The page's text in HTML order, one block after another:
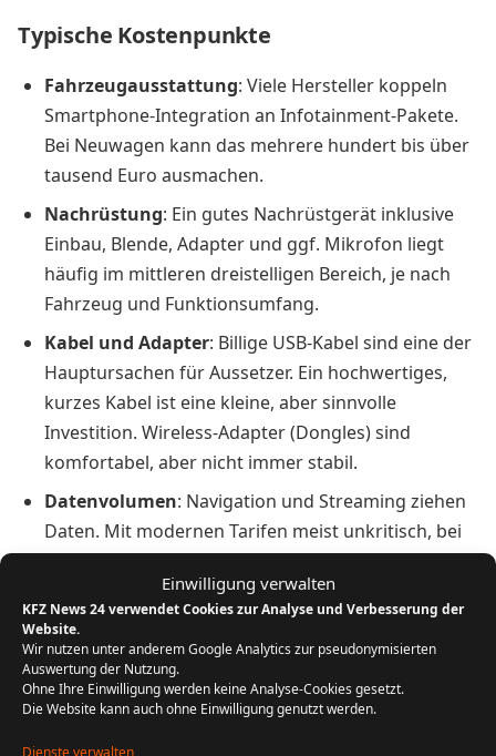
Einwilligung verwalten
KFZ News 24 verwendet Cookies zur Analyse und Verbesserung der
Website.
Wir nutzen unter anderem Google Analytics zur pseudonymisierten
Auswertung der Nutzung.
Ohne Ihre Einwilligung werden keine Analyse-Cookies gesetzt.
Die Website kann auch ohne Einwilligung genutzt werden.
Dienste verwalten
Typische Kostenpunkte
Fahrzeugausstattung: Viele Hersteller koppeln
Smartphone-Integration an Infotainment-Pakete.
Bei Neuwagen kann das mehrere hundert bis über
tausend Euro ausmachen.
Nachrüstung: Ein gutes Nachrüstgerät inklusive
Einbau, Blende, Adapter und ggf. Mikrofon liegt
häufig im mittleren dreistelligen Bereich, je nach
Fahrzeug und Funktionsumfang.
Kabel und Adapter: Billige USB-Kabel sind eine der
Hauptursachen für Aussetzer. Ein hochwertiges,
kurzes Kabel ist eine kleine, aber sinnvolle
Investition. Wireless-Adapter (Dongles) sind
komfortabel, aber nicht immer stabil.
Datenvolumen: Navigation und Streaming ziehen
Daten. Mit modernen Tarifen meist unkritisch, bei
begrenztem Volumen aber relevant – vor allem bei
längeren Fahrten mit Musikstreaming.
App-Abos
Premium-Navi-Funktionen oder Verkehrsservices
können kostenpflichtig sein, unabhängig von
CarPlay/Android Auto.